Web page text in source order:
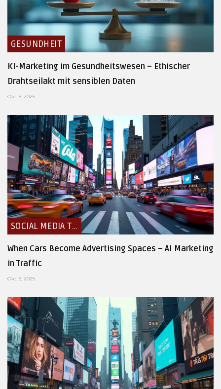
GESUNDHEIT
KI-Marketing im Gesundheitswesen – Ethischer
Drahtseilakt mit sensiblen Daten
Okt. 5, 2025
SOCIAL MEDIA TRENDS
When Cars Become Advertising Spaces – AI Marketing
in Traffic
Okt. 5, 2025